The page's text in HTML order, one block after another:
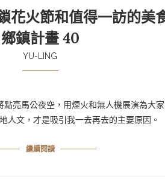
花火節和值得一訪的美
鄉鎮計畫 40
YU-LING
亮馬公夜空，用煙火和無人機展演為大家
人文，才是吸引我一去再去的主要原因。
繼續閱讀